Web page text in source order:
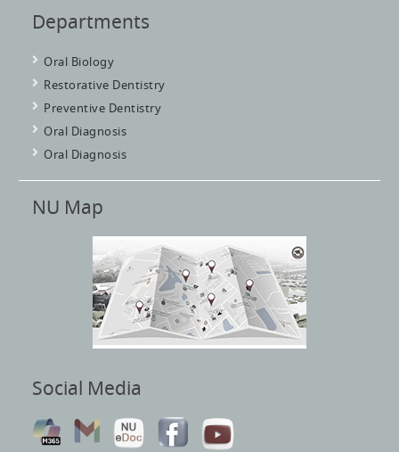
Departments
Oral Biology
Restorative Dentistry
Preventive Dentistry
Oral Diagnosis
Oral Diagnosis
NU Map
Social Media